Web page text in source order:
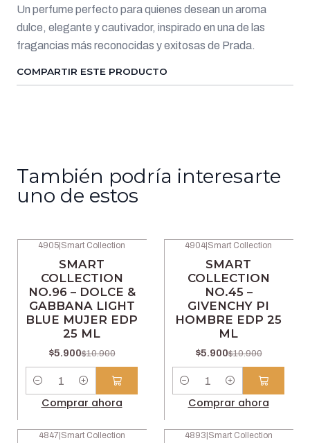
Un perfume perfecto para quienes desean un aroma
dulce, elegante y cautivador, inspirado en una de las
fragancias más reconocidas y exitosas de Prada.
COMPARTIR ESTE PRODUCTO
También podría interesarte
uno de estos
4905 Smart Collection
SMART
COLLECTION
NO.96 – DOLCE &
GABBANA LIGHT
BLUE MUJER EDP
25 ML
$5.900$10.900
Comprar ahora
4904 Smart Collection
SMART
COLLECTION
NO.45 –
GIVENCHY PI
HOMBRE EDP 25
ML
$5.900$10.900
Comprar ahora
4847| Smart Collection 4893 Smart Collection